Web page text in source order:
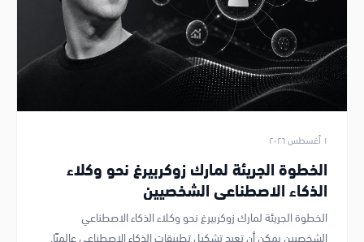
١ أغسطس ٢٠٢٦
الخطوة الجريئة لمارك زوكربيرغ نحو وكلاء
الذكاء الاصطناعي الشخصيين
الخطوة الجريئة لمارك زوكربيرغ نحو وكلاء الذكاء الاصطناعي
الشخصيين يمكن أن تعيد تشكيل تطبيقات الذكاء الاصطناعي عالميًا.